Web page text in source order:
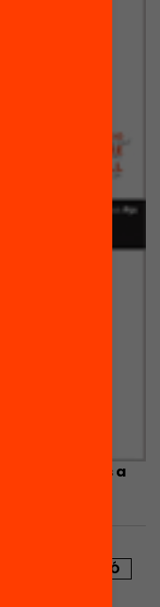
les famílies a
PUBLICACIÓ